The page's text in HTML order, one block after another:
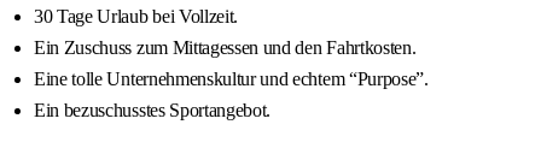
30 Tage Urlaub bei Vollzeit.
Ein Zuschuss zum Mittagessen und den Fahrtkosten.
Eine tolle Unternehmenskultur und echtem “Purpose”.
Ein bezuschusstes Sportangebot.